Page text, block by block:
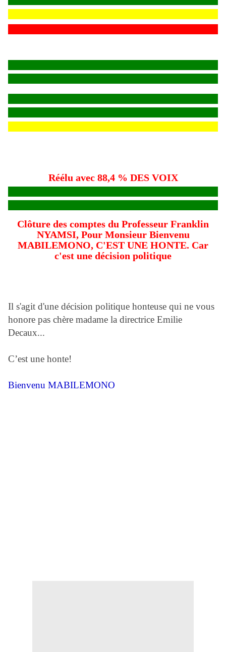
Réélu avec 88,4 % DES VOIX
Clôture des comptes du Professeur Franklin
NYAMSI, Pour Monsieur Bienvenu
MABILEMONO, C'EST UNE HONTE. Car
c'est une décision politique
Il s'agit d'une décision politique honteuse qui ne vous
honore pas chère madame la directrice Emilie
Decaux...
C’est une honte!
Bienvenu MABILEMONO